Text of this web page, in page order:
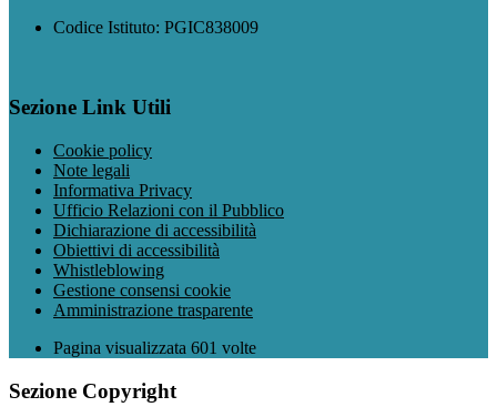
Codice Istituto: PGIC838009
Sezione Link Utili
Cookie policy
Note legali
Informativa Privacy
Ufficio Relazioni con il Pubblico
Dichiarazione di accessibilità
Obiettivi di accessibilità
Whistleblowing
Gestione consensi cookie
Amministrazione trasparente
Pagina visualizzata 601 volte
Sezione Copyright